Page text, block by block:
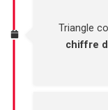
Triangle
chiffre